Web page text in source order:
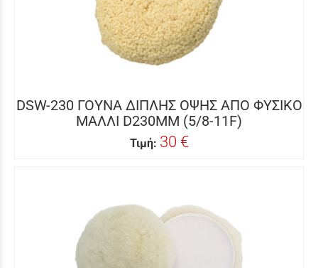
DSW-230 ΓΟΥΝΑ ΔΙΠΛΗΣ ΟΨΗΣ ΑΠΟ ΦΥΣΙΚΟ
ΜΑΛΛΙ D230MM (5/8-11F)
Τιμή: 30 €